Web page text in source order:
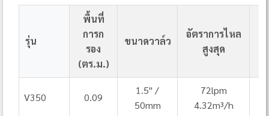
รุ่น
พื้นที่
การก
รอง
(ตร.ม.)
ขนาดวาล์ว
อัตราการไหล
สูงสุด
V350 0.09
1.5" /
50mm
72lpm
4.32m³/h